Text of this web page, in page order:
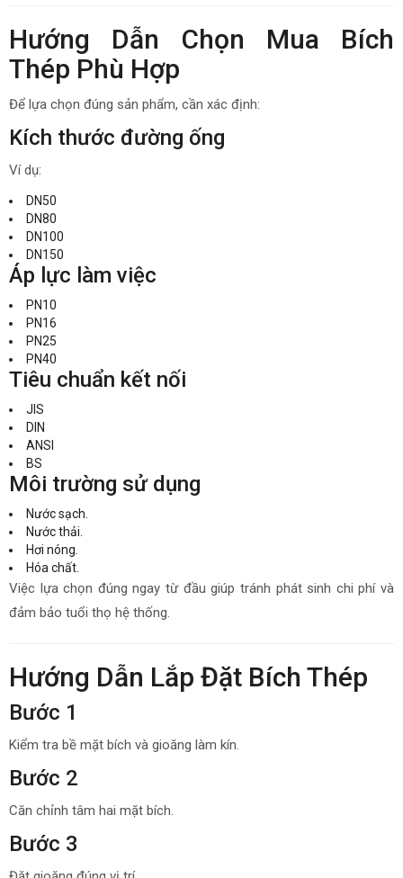
Hướng Dẫn Chọn Mua Bích
Thép Phù Hợp
Để lựa chọn đúng sản phẩm, cần xác định:
Kích thước đường ống
Ví dụ:
DN50
DN80
DN100
DN150
Áp lực làm việc
PN10
PN16
PN25
PN40
Tiêu chuẩn kết nối
JIS
DIN
ANSI
BS
Môi trường sử dụng
Nước sạch.
Nước thải.
Hơi nóng.
Hóa chất.
Việc lựa chọn đúng ngay từ đầu giúp tránh phát sinh chi phí và
đảm bảo tuổi thọ hệ thống.
Hướng Dẫn Lắp Đặt Bích Thép
Bước 1
Kiểm tra bề mặt bích và gioăng làm kín.
Bước 2
Căn chỉnh tâm hai mặt bích.
Bước 3